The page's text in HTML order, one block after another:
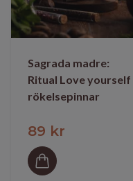
Sagrada madre:
Ritual Love yourself
rökelsepinnar
89 kr